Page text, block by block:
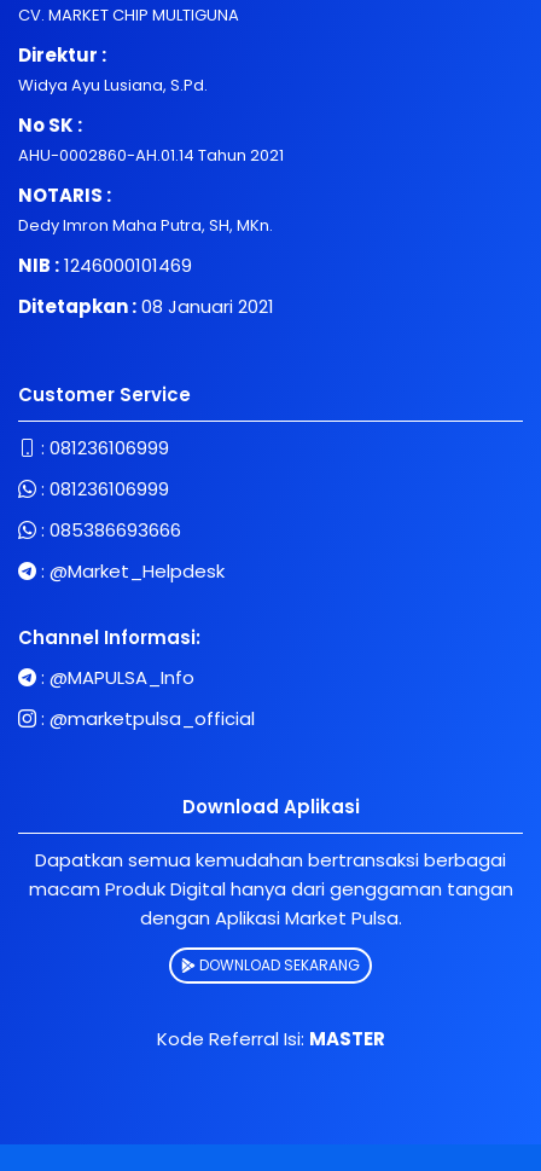
CV. MARKET CHIP MULTIGUNA
Direktur :
Widya Ayu Lusiana, S.Pd.
No SK :
AHU-0002860-AH.01.14 Tahun 2021
NOTARIS :
Dedy Imron Maha Putra, SH, MKn.
NIB :1246000101469
Ditetapkan :08 Januari 2021
Customer Service
: 081236106999
: 081236106999
: 085386693666
: @Market_Helpdesk
Channel Informasi:
: @MAPULSA_Info
: @marketpulsa_official
Download Aplikasi
Dapatkan semua kemudahan bertransaksi berbagai
macam Produk Digital hanya dari genggaman tangan
dengan Aplikasi Market Pulsa.
DOWNLOAD SEKARANG
Kode Referral Isi: MASTER